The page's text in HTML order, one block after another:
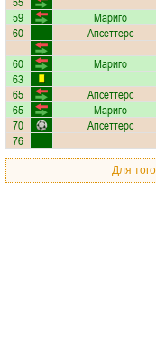
59 Мариго
60 Апсеттерс
60 Мариго
63
65 Апсеттерс
65 Мариго
70 Апсеттерс
76
Для